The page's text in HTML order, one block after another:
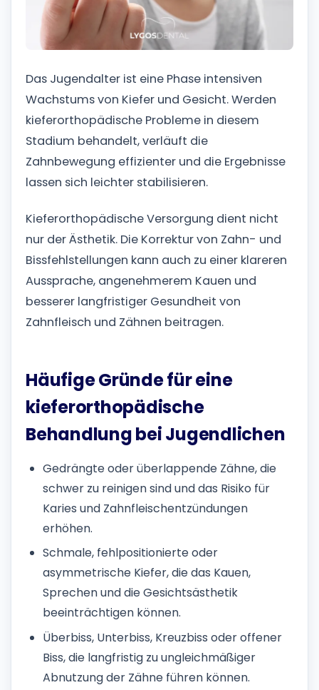
Das Jugendalter ist eine Phase intensiven
Wachstums von Kiefer und Gesicht. Werden
kieferorthopädische Probleme in diesem
Stadium behandelt, verläuft die
Zahnbewegung effizienter und die Ergebnisse
lassen sich leichter stabilisieren.
Kieferorthopädische Versorgung dient nicht
nur der Ästhetik. Die Korrektur von Zahn- und
Bissfehlstellungen kann auch zu einer klareren
Aussprache, angenehmerem Kauen und
besserer langfristiger Gesundheit von
Zahnfleisch und Zähnen beitragen.
Häufige Gründe für eine
kieferorthopädische
Behandlung bei Jugendlichen
Gedrängte oder überlappende Zähne, die
schwer zu reinigen sind und das Risiko für
Karies und Zahnfleischentzündungen
erhöhen.
Schmale, fehlpositionierte oder
asymmetrische Kiefer, die das Kauen,
Sprechen und die Gesichtsästhetik
beeinträchtigen können.
Überbiss, Unterbiss, Kreuzbiss oder offener
Biss, die langfristig zu ungleichmäßiger
Abnutzung der Zähne führen können.